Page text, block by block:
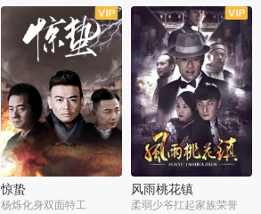
全39集
惊蛰
杨烁化身双面特工
全36集
风雨桃花镇
柔弱少爷扛起家族荣誉